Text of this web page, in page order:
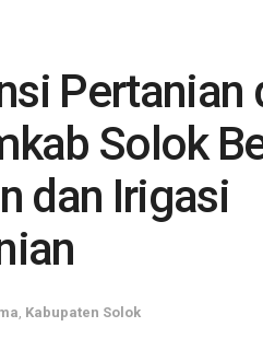
Pertanian
Solok
dan Irigasi
Kabupaten Solok